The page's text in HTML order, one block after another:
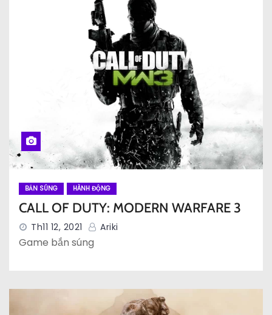
BẮN SÚNG HÀNH ĐỘNG
CALL OF DUTY: MODERN WARFARE 3
Th11 12, 2021 Ariki
Game bắn súng